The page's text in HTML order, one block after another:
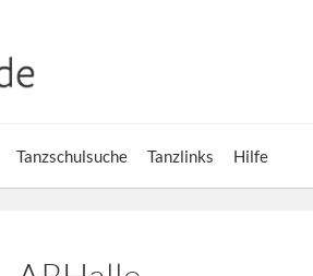
Tanzschulsuche Tanzlinks Hilfe